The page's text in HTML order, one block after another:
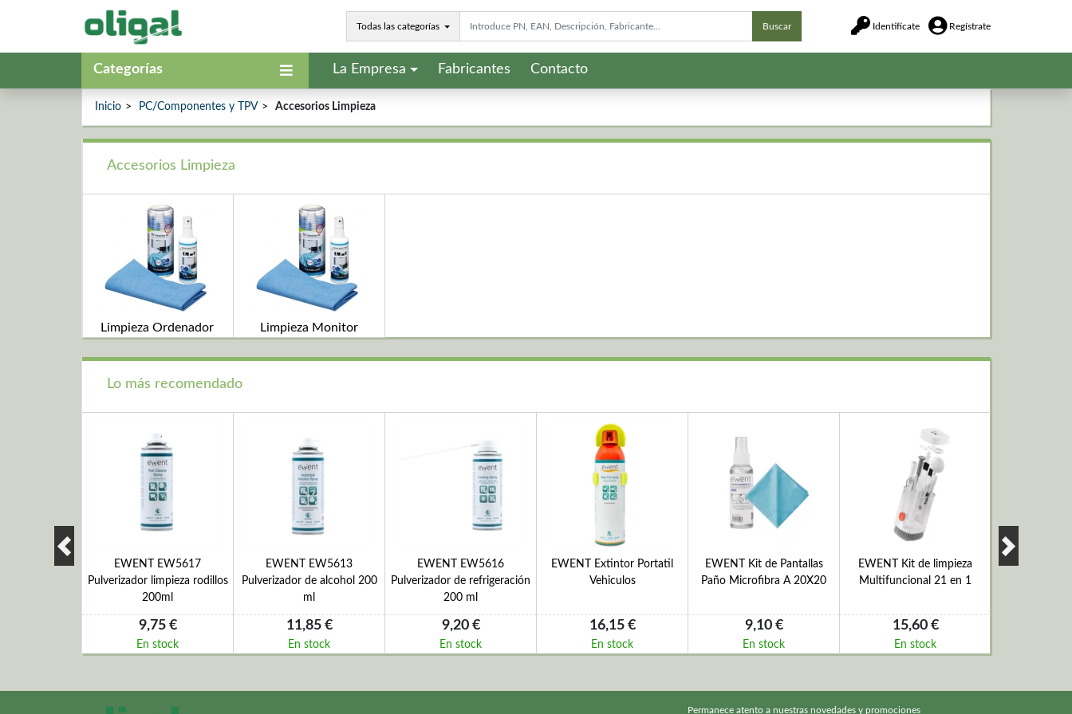
Todas las categorías Buscar Identifícate Regístrate
Categorías La Empresa Fabricantes Contacto
Inicio PC/Componentes y TPV Accesorios Limpieza
Accesorios Limpieza
Limpieza Ordenador Limpieza Monitor
Lo más recomendado
Toallitas
EWENT EW5617
Pulverizador limpieza rodillos
200ml
9,75 €
En stock
EWENT EW5613
Pulverizador de alcohol 200
ml
11,85 €
En stock
EWENT EW5616
Pulverizador de refrigeración
200 ml
9,20 €
En stock
EWENT Extintor Portatil
Vehiculos
16,15 €
En stock
EWENT Kit de Pantallas
Paño Microfibra A 20X20
9,10 €
En stock
EWENT Kit de limpieza
Multifuncional 21 en 1
15,60 €
En stock
EWENT
Permanece atento a nuestras novedades y promociones